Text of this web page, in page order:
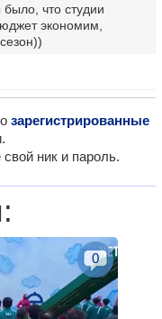
что студии
экономим,
зарегистрированные
свой ник и пароль.
0